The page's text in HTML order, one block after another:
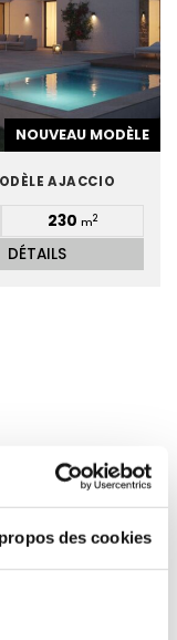
des cookies
NOUVEAU MODÈLE
AJACCIO
230 m2
DÉTAILS